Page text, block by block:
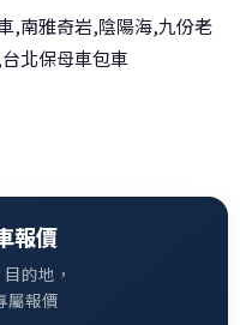
,南雅奇岩,陰陽海,九份老
北保母車包車
報價
的地，
屬報價